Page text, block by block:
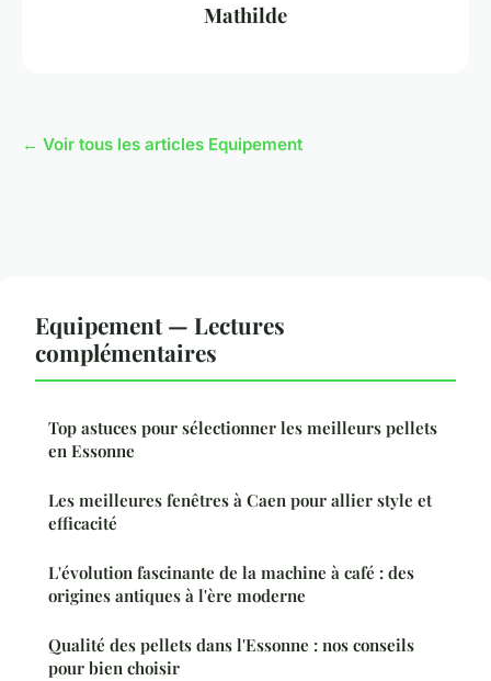
Mathilde
← Voir tous les articles Equipement
Equipement — Lectures
complémentaires
Top astuces pour sélectionner les meilleurs pellets
en Essonne
Les meilleures fenêtres à Caen pour allier style et
efficacité
L'évolution fascinante de la machine à café : des
origines antiques à l'ère moderne
Qualité des pellets dans l'Essonne : nos conseils
pour bien choisir